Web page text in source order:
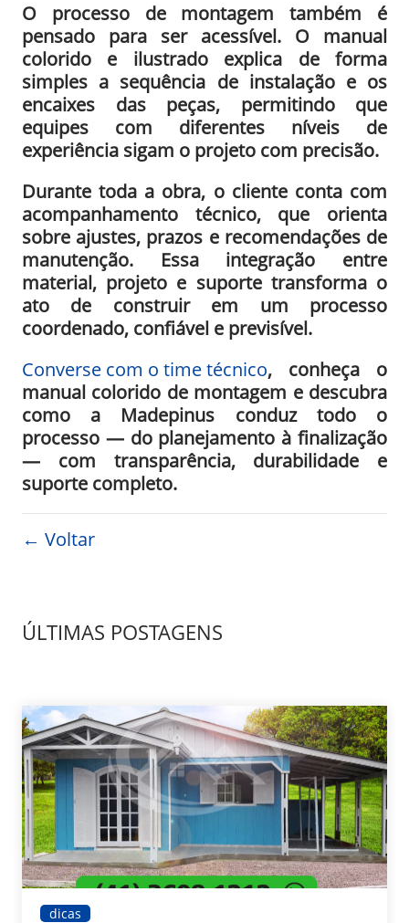
O processo de montagem também é
pensado para ser acessível. O manual
colorido e ilustrado explica de forma
simples a sequência de instalação e os
encaixes das peças, permitindo que
equipes com diferentes níveis de
experiência sigam o projeto com precisão.
Durante toda a obra, o cliente conta com
acompanhamento técnico, que orienta
sobre ajustes, prazos e recomendações de
manutenção. Essa integração entre
material, projeto e suporte transforma o
ato de construir em um processo
coordenado, confiável e previsível.
Converse com o time técnico, conheça o
manual colorido de montagem e descubra
como a Madepinus conduz todo o
processo — do planejamento à finalização
— com transparência, durabilidade e
suporte completo.
← Voltar
ÚLTIMAS POSTAGENS
dicas